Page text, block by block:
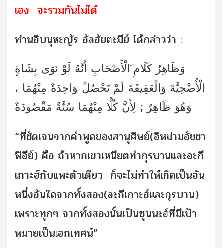
เอง จะรวมกันไม่ได้
ท่านอิบนุหะญัร อัลฮัยตะมีย์ ได้กล่าวว่า :
وَظَاهِرُ كَلَامِ َالْأَصْحَابِ أَنَّهُ لَوْ نَوَى بِشَاةٍ
الْأُضْحِيَّةَ وَالْعَقِيقَةَ لَمْ تَحْصُلْ وَاحِدَةٌ مِنْهُمَا ،
وَهُوَ ظَاهِرٌ ; لِأَنَّ كُلًّا مِنْهُمَا سُنَّةٌ مَقْصُودَةٌ
“ที่ชัดเจนจากคำพูดของสานุศิษย์(อิหม่ามอัชชา
ฟิอีย์) คือ ถ้าหากเขาเหนียตทำกุรบานและอะกี
เกาะฮ์กับแพะตัวเดียว ก็จะไม่ทำให้เกิดเป็นอัน
หนึ่งอันใดจากทั้งสอง(อะกีเกาะฮ์และกุรบาน)
เพราะทุกๆ จากทั้งสองนั้นเป็นซุนนะฮ์ที่มีเป้า
หมายเป็นเอกเทศน์”